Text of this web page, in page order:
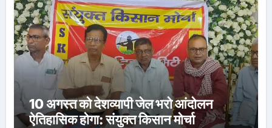
10 अगस्त को देशव्यापी जेल भरो आंदोलन
ऐतिहासिक होगा: संयुक्त किसान मोर्चा